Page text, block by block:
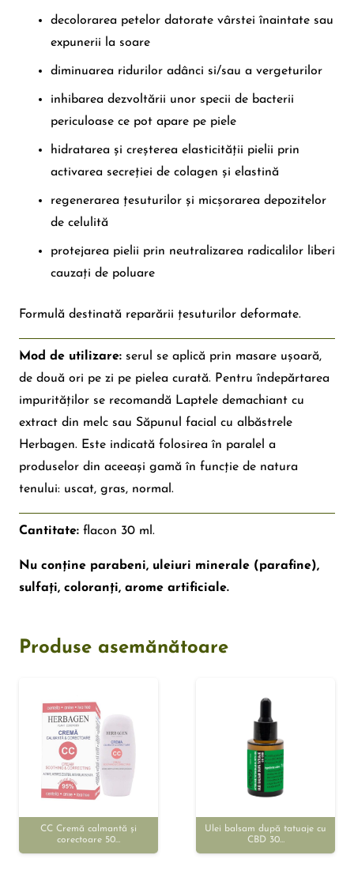
decolorarea petelor datorate vârstei înaintate sau
expunerii la soare
diminuarea ridurilor adânci si/sau a vergeturilor
inhibarea dezvoltării unor specii de bacterii
periculoase ce pot apare pe piele
hidratarea și creșterea elasticității pielii prin
activarea secreției de colagen și elastină
regenerarea țesuturilor și micșorarea depozitelor
de celulită
protejarea pielii prin neutralizarea radicalilor liberi
cauzați de poluare
Formulă destinată reparării țesuturilor deformate.
Mod de utilizare: serul se aplică prin masare ușoară,
de două ori pe zi pe pielea curată. Pentru îndepărtarea
impurităților se recomandă Laptele demachiant cu
extract din melc sau Săpunul facial cu albăstrele
Herbagen. Este indicată folosirea în paralel a
produselor din aceeași gamă în funcție de natura
tenului: uscat, gras, normal.
Cantitate: flacon 30 ml.
Nu conține parabeni, uleiuri minerale (parafine),
sulfați, coloranți, arome artificiale.
Produse asemănătoare
CC Cremă calmantă și
corectoare 50…
Ulei balsam după tatuaje cu
CBD 30…